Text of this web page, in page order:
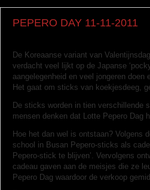
PEPERO DAY 11-11-2011
De Koreaanse variant van
verdacht veel lijkt op de Japanse
aangelegenheid en veel jongeren
Het gaat om sticks van koekjesdeeg,
De sticks worden in tien verschillende
mensen denken dat Lotte Pepero Dag
Hoe het dan wel is ontstaan? Volgens
school in Busan Pepero-sticks als
Pepero-stick te blijven’. Vervolgens
cadeau gaven aan de meisjes die ze
Pepero Dag waardoor de verkoop